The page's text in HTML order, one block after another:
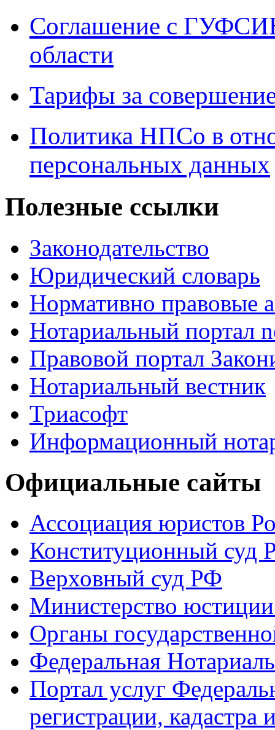
Соглашение с
области
Тарифы за
Политика НПСо в
персональных данных
Полезные ссылки
Законодательство
Юридический словарь
Нормативно правовые
Нотариальный портал
Правовой портал
Нотариальный вестник
Триасофт
Информационный
Официальные сайты
Ассоциация юристов
Конституционный суд
Верховный суд РФ
Министерство
Органы
Федеральная
Портал услуг
регистрации, кадастра